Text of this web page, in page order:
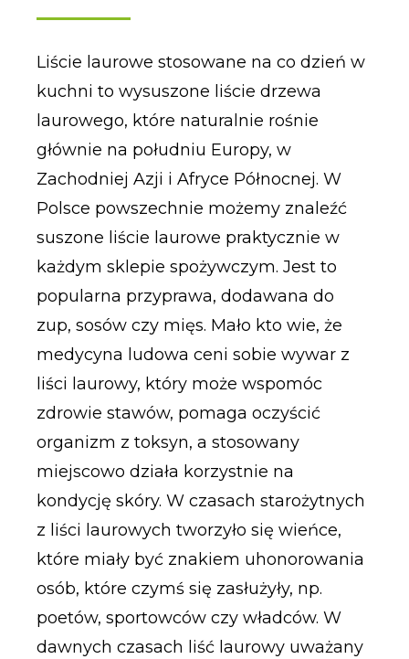
Liście laurowe stosowane na co dzień w
kuchni to wysuszone liście drzewa
laurowego, które naturalnie rośnie
głównie na południu Europy, w
Zachodniej Azji i Afryce Północnej. W
Polsce powszechnie możemy znaleźć
suszone liście laurowe praktycznie w
każdym sklepie spożywczym. Jest to
popularna przyprawa, dodawana do
zup, sosów czy mięs. Mało kto wie, że
medycyna ludowa ceni sobie wywar z
liści laurowy, który może wspomóc
zdrowie stawów, pomaga oczyścić
organizm z toksyn, a stosowany
miejscowo działa korzystnie na
kondycję skóry. W czasach starożytnych
z liści laurowych tworzyło się wieńce,
które miały być znakiem uhonorowania
osób, które czymś się zasłużyły, np.
poetów, sportowców czy władców. W
dawnych czasach liść laurowy uważany